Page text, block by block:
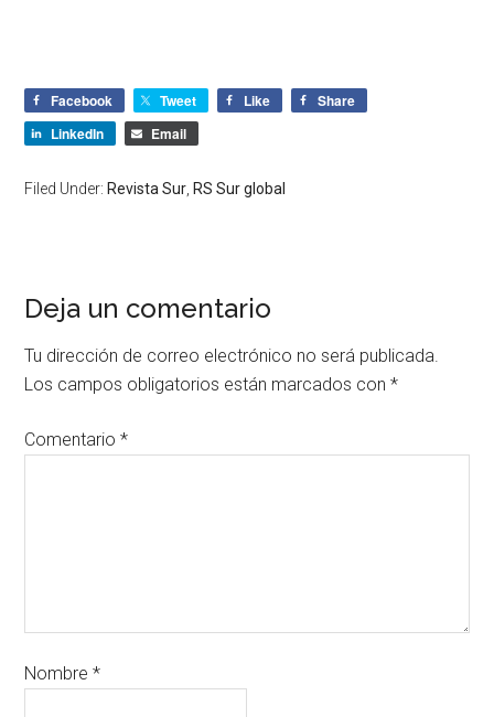
Facebook Tweet Like
Share
LinkedIn
Email
Filed Under: Revista Sur, RS Sur global
Deja un comentario
Tu dirección de correo electrónico no será publicada.
Los campos obligatorios están marcados con*
Comentario*
Nombre*